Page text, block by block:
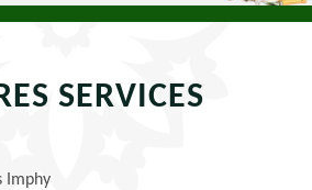
SERVICES
Imphy